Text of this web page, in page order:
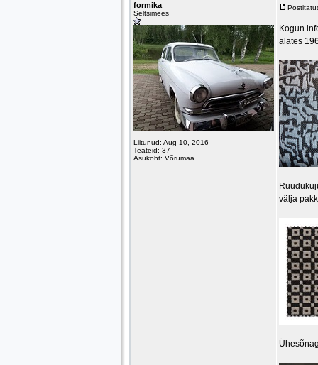
formika
Seltsimees
Liitunud: Aug 10, 2016
Teateid: 37
Asukoht: Võrumaa
Kogun
alates
välja